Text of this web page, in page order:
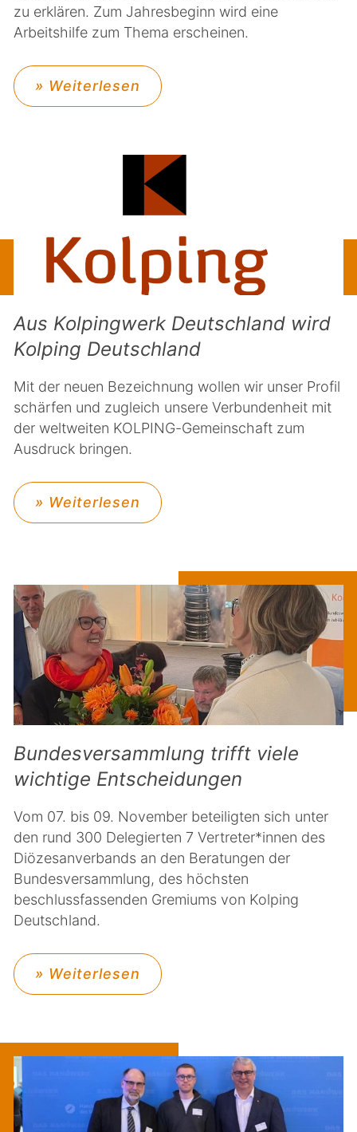
zu erklären. Zum Jahresbeginn wird eine
Arbeitshilfe zum Thema erscheinen.
» Weiterlesen
Aus Kolpingwerk Deutschland wird
Kolping Deutschland
Mit der neuen Bezeichnung wollen wir unser Profil
schärfen und zugleich unsere Verbundenheit mit
der weltweiten KOLPING-Gemeinschaft zum
Ausdruck bringen.
» Weiterlesen
Bundesversammlung trifft viele
wichtige Entscheidungen
Vom 07. bis 09. November beteiligten sich unter
den rund 300 Delegierten 7 Vertreter*innen des
Diözesanverbands an den Beratungen der
Bundesversammlung, des höchsten
beschlussfassenden Gremiums von Kolping
Deutschland.
» Weiterlesen